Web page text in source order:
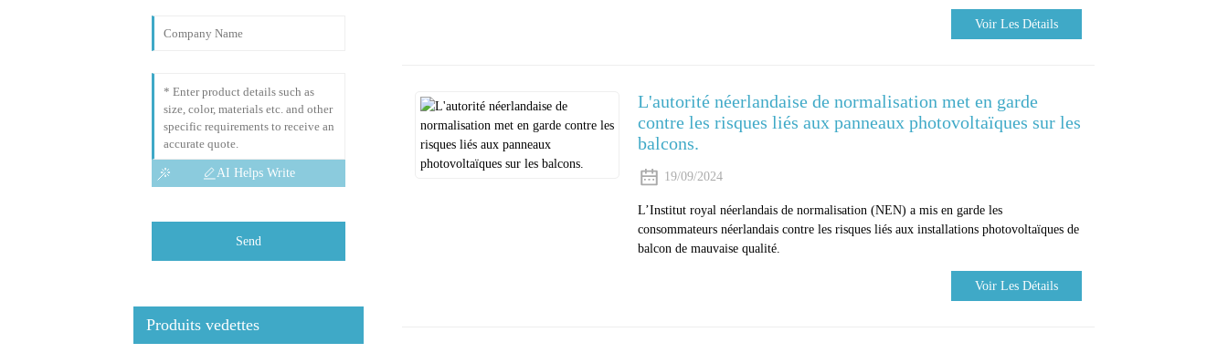
AI Helps Write
Send
Produits vedettes
Voir Les Détails
L'autorité néerlandaise de normalisation met en garde
contre les risques liés aux panneaux photovoltaïques sur les
balcons.
19/09/2024
L’Institut royal néerlandais de normalisation (NEN) a mis en garde les
consommateurs néerlandais contre les risques liés aux installations photovoltaïques de
balcon de mauvaise qualité.
Voir Les Détails